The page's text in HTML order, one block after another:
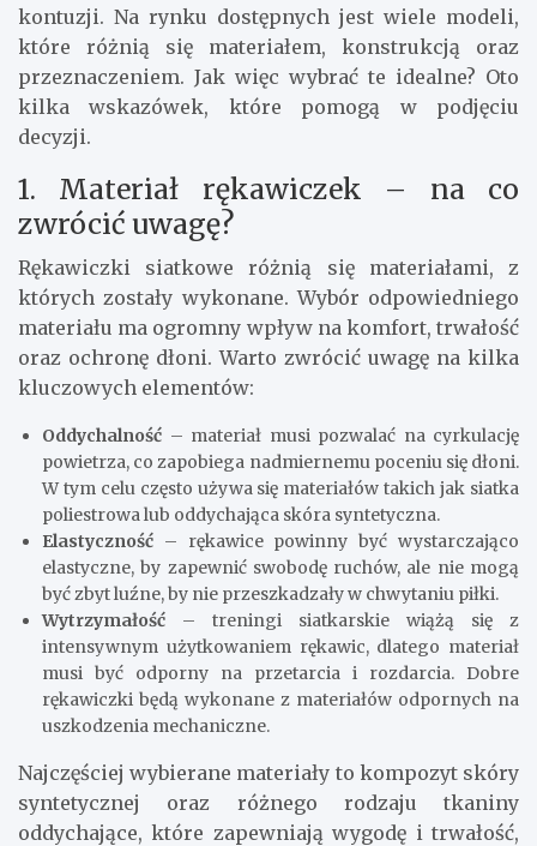
kontuzji. Na rynku dostępnych jest wiele modeli,
które różnią się materiałem, konstrukcją oraz
przeznaczeniem. Jak więc wybrać te idealne? Oto
kilka wskazówek, które pomogą w podjęciu
decyzji.
1. Materiał rękawiczek – na co
zwrócić uwagę?
Rękawiczki siatkowe różnią się materiałami, z
których zostały wykonane. Wybór odpowiedniego
materiału ma ogromny wpływ na komfort, trwałość
oraz ochronę dłoni. Warto zwrócić uwagę na kilka
kluczowych elementów:
Oddychalność – materiał musi pozwalać na cyrkulację
powietrza, co zapobiega nadmiernemu poceniu się dłoni.
W tym celu często używa się materiałów takich jak siatka
poliestrowa lub oddychająca skóra syntetyczna.
Elastyczność – rękawice powinny być wystarczająco
elastyczne, by zapewnić swobodę ruchów, ale nie mogą
być zbyt luźne, by nie przeszkadzały w chwytaniu piłki.
Wytrzymałość – treningi siatkarskie wiążą się z
intensywnym użytkowaniem rękawic, dlatego materiał
musi być odporny na przetarcia i rozdarcia. Dobre
rękawiczki będą wykonane z materiałów odpornych na
uszkodzenia mechaniczne.
Najczęściej wybierane materiały to kompozyt skóry
syntetycznej oraz różnego rodzaju tkaniny
oddychające, które zapewniają wygodę i trwałość,